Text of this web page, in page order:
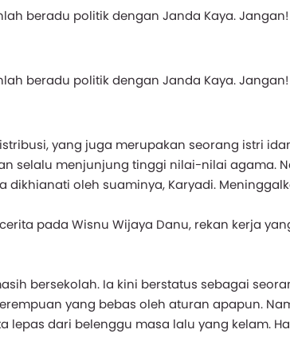
beradu politik dengan Janda Kaya. Jangan!
beradu politik dengan Janda Kaya. Jangan!
yang juga merupakan seorang istri
selalu menjunjung tinggi nilai-nilai agama.
oleh suaminya, Karyadi.
pada Wisnu Wijaya Danu, rekan kerja
bersekolah. Ia kini berstatus sebagai
yang bebas oleh aturan apapun.
dari belenggu masa lalu yang kelam.